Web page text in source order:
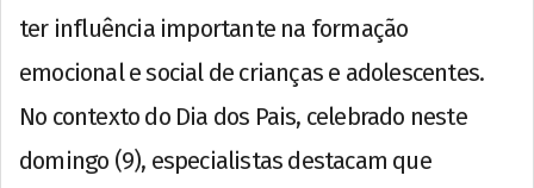
ter influência importante na formação
emocional e social de crianças e adolescentes.
No contexto do Dia dos Pais, celebrado neste
domingo (9), especialistas destacam que